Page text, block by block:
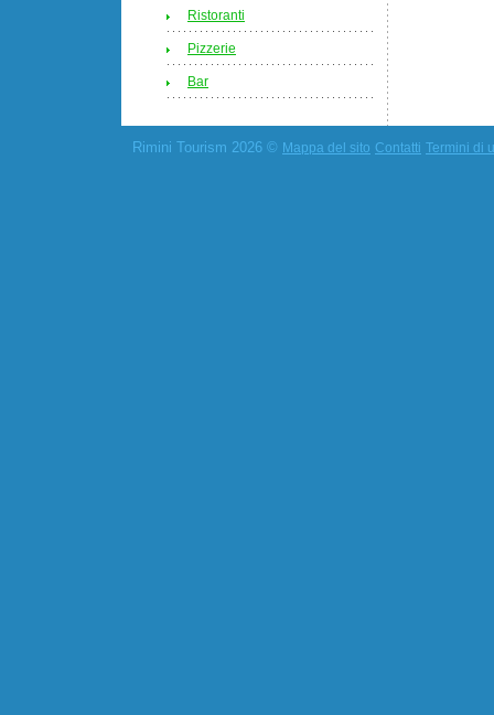
Ristoranti
Pizzerie
Bar
Rimini Tourism 2026 © Mappa del sito Contatti Termini di